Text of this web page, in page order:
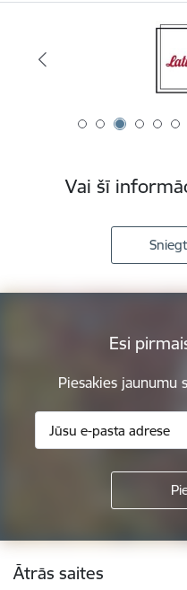
Vai šī
Esi
Piesakies jaunumu
Kājene
Ātrās saites